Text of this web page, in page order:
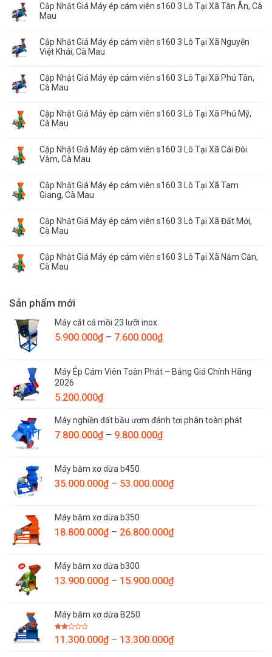
Cập Nhật Giá Máy ép cám viên s160 3 Lô Tại Xã Tân Ân, Cà
Mau
Cập Nhật Giá Máy ép cám viên s160 3 Lô Tại Xã Nguyễn
Việt Khái, Cà Mau
Cập Nhật Giá Máy ép cám viên s160 3 Lô Tại Xã Phú Tân,
Cà Mau
Cập Nhật Giá Máy ép cám viên s160 3 Lô Tại Xã Phú Mỹ,
Cà Mau
Cập Nhật Giá Máy ép cám viên s160 3 Lô Tại Xã Cái Đôi
Vàm, Cà Mau
Cập Nhật Giá Máy ép cám viên s160 3 Lô Tại Xã Tam
Giang, Cà Mau
Cập Nhật Giá Máy ép cám viên s160 3 Lô Tại Xã Đất Mới,
Cà Mau
Cập Nhật Giá Máy ép cám viên s160 3 Lô Tại Xã Năm Căn,
Cà Mau
Sản phẩm mới
Máy cắt cá mồi 23 lưỡi inox
5.900.000₫ – 7.600.000₫Khoảng
5.900.000₫
Máy Ép Cám Viên Toàn Phát – Bảng Giá Chính Hãng
2026
5.200.000₫
Máy nghiền đất bầu ươm đánh tơi phân toàn phát
7.800.000₫ – 9.800.000₫Khoảng
đến
Máy băm xơ dừa b450
35.000.000₫ – 53.000.000₫Khoảng
đến
Máy băm xơ dừa b350
18.800.000₫ – 26.800.000₫Khoảng
đến
Máy băm xơ dừa b300
13.900.000₫ – 15.900.000₫Khoảng
15.900.000₫
Máy băm xơ dừa B250
Được
xếp
11.300.000₫ – 13.300.000₫Khoảng